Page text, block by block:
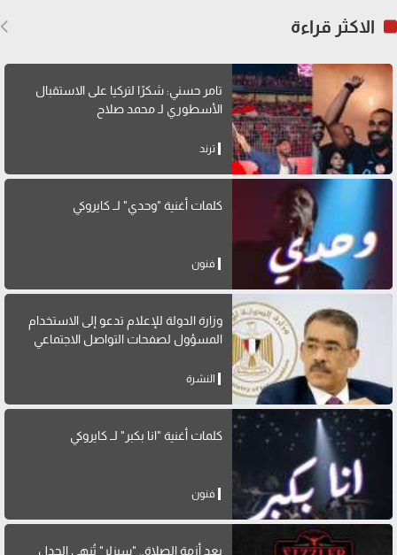
الاكثر قراءة
تامر حسني: شكرًا لتركيا على الاستقبال
الأسطوري لـ محمد صلاح
ترند
كلمات أغنية "وحدي" لــ كايروكي
فنون
وزارة الدولة للإعلام تدعو إلى الاستخدام
المسؤول لصفحات التواصل الاجتماعي
النشرة
كلمات أغنية "انا بكبر" لــ كايروكي
فنون
بعد أزمة الصلاة.. "سيزلر" تُنهي الجدل